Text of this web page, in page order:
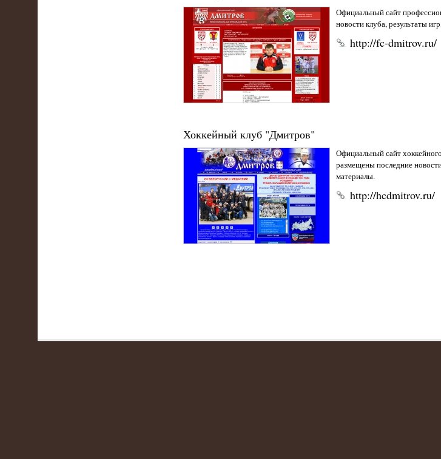
Официальный сайт
новости клуба, результаты
http://fc-dmitrov.ru/
Хоккейный клуб "Дмитров"
Официальный сайт
размещены последние
материалы.
http://hcdmitrov.ru/